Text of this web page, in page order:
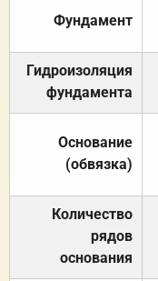
Фундамент
Гидроизоляция
фундамента
Основание
(обвязка)
Количество
рядов
основания